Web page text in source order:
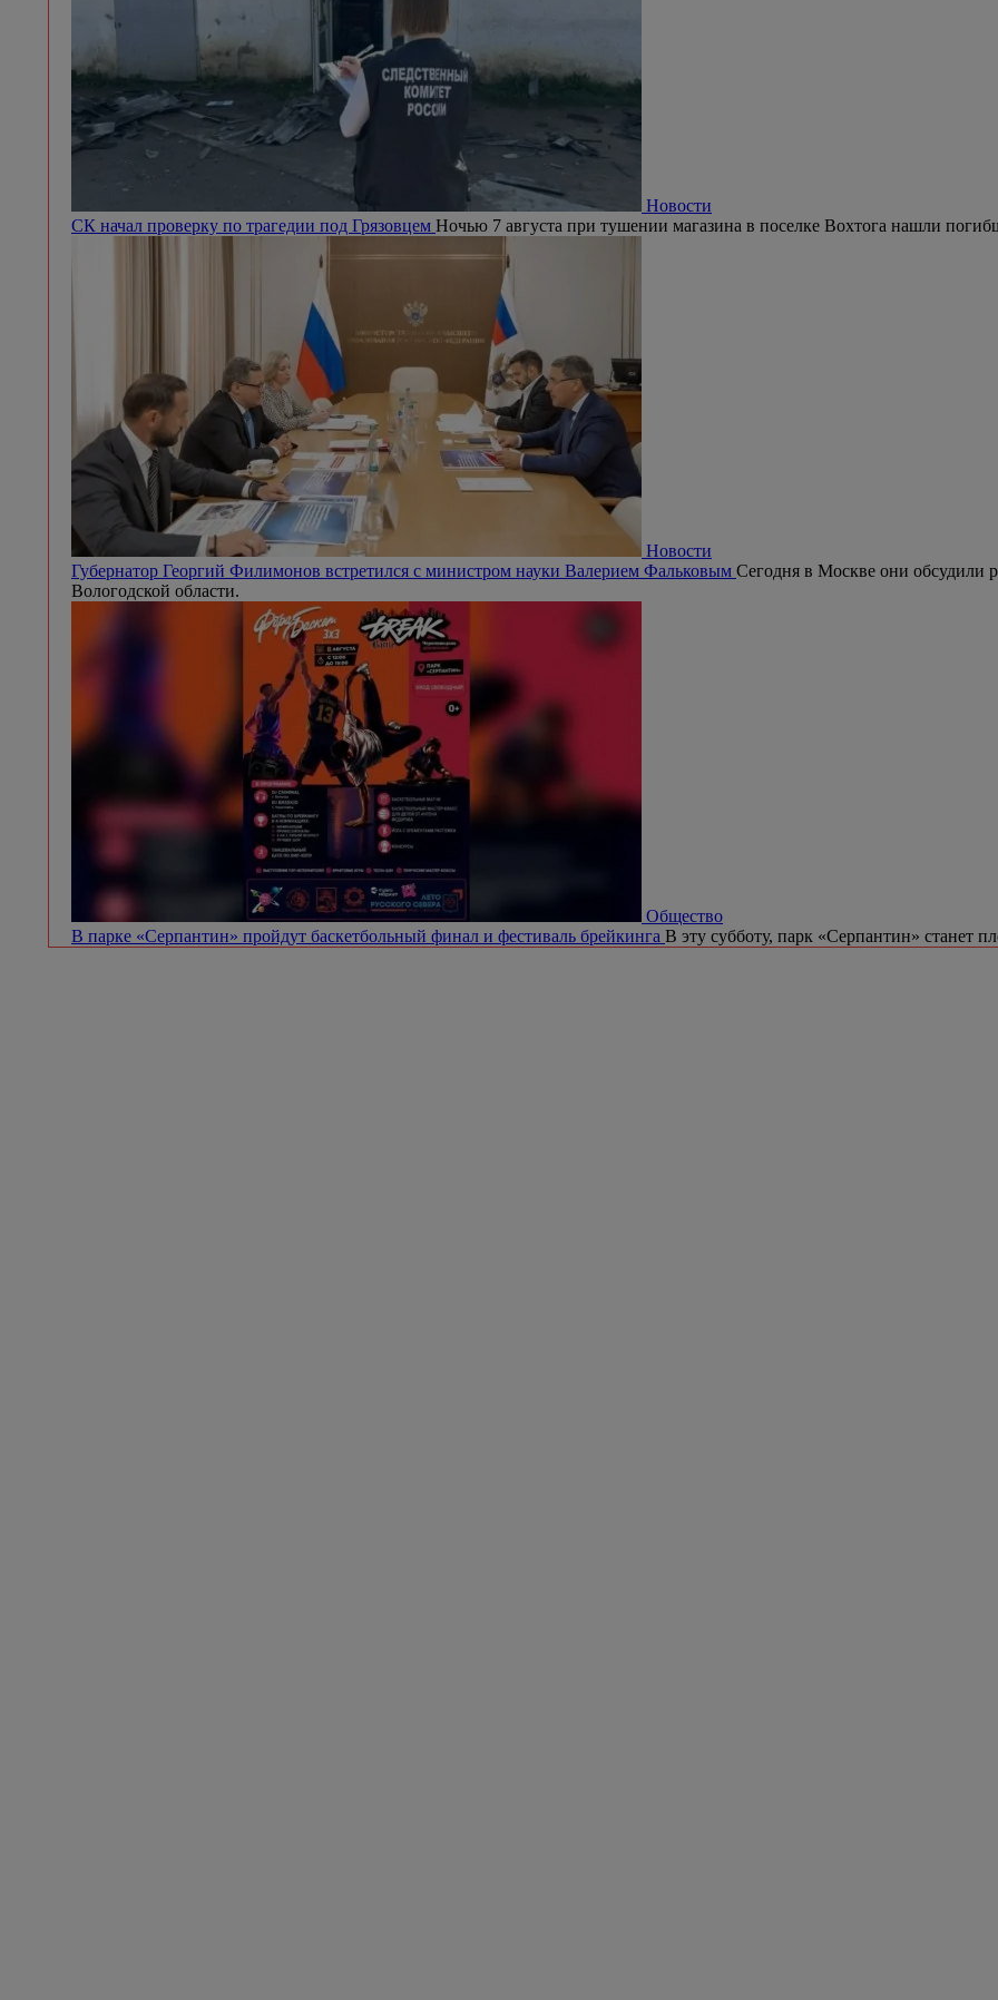
Новости
СК начал проверку по трагедии под Грязовцем Ночью 7 августа при тушении магазина в поселке Вохтога нашли
Новости
Губернатор Георгий Филимонов встретился с министром науки Валерием Фальковым Сегодня в Москве они обсудили
Вологодской области.
Общество
В парке «Серпантин» пройдут баскетбольный финал и фестиваль брейкинга В эту субботу, парк «Серпантин» станет